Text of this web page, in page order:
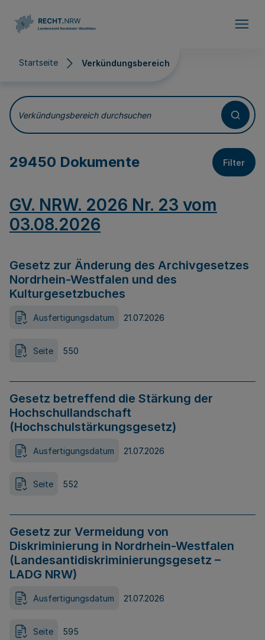
Startseite Verkündungsbereich
Verkündungsbereich
Verkündungsbereich durchsuchen
29450 Dokumente Filter
GV. NRW. 2026 Nr. 23 vom
03.08.2026
Gesetz zur Änderung des Archivgesetzes
Nordrhein-Westfalen und des
Kulturgesetzbuches
Ausfertigungsdatum 21.07.2026
Seite 550
Gesetz betreffend die Stärkung der
Hochschullandschaft
(Hochschulstärkungsgesetz)
Ausfertigungsdatum 21.07.2026
Seite 552
Gesetz zur Vermeidung von
Diskriminierung in Nordrhein-Westfalen
(Landesantidiskriminierungsgesetz –
LADG NRW)
Ausfertigungsdatum 21.07.2026
Seite 595